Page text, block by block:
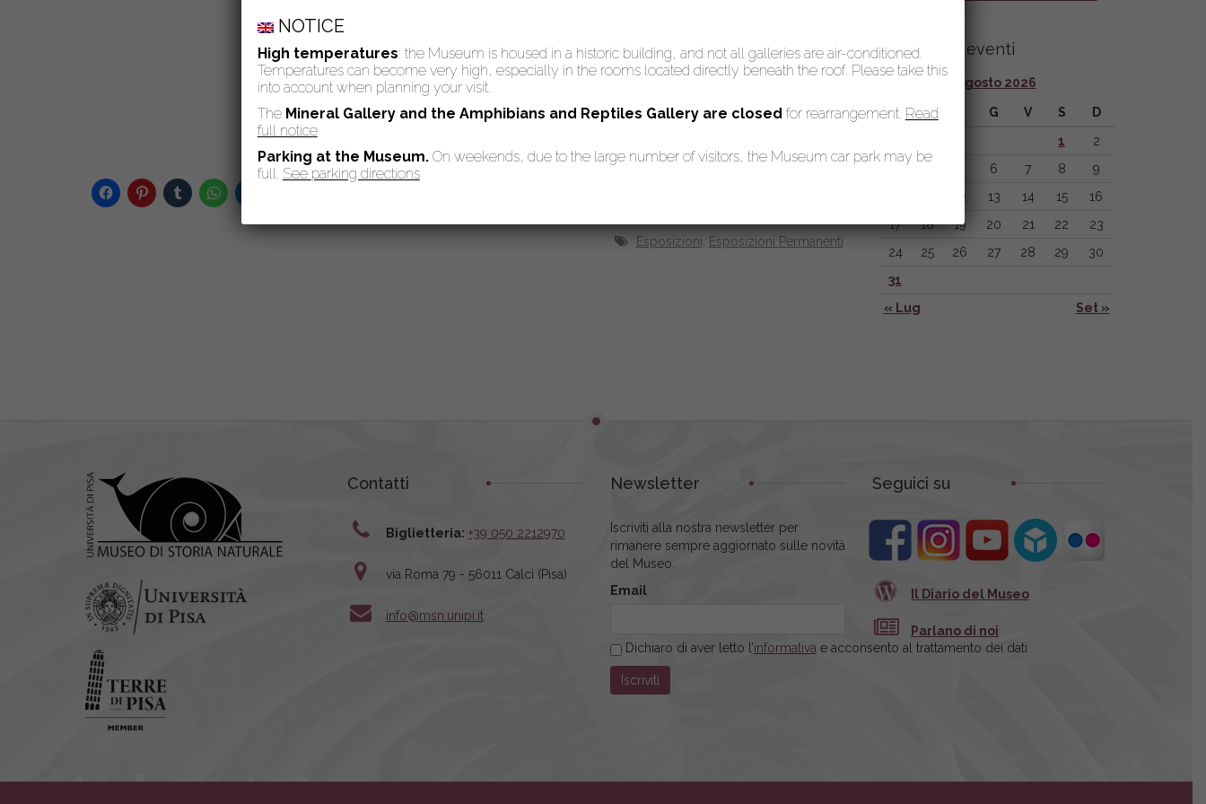
Esposizioni Esposizioni Permanenti
Calendario eventi
Agosto 2026
L M G V S D
« Lug Set »
1
2
6 7 8
9
12 13 14 15
16
17
18 19 20 21 22
23
24
25 26 27 28 29
30
31
Contatti
Biglietteria: +39 050 2212970
via Roma 79 - 56011 Calci (Pisa)
info@msn.unipi.it
Newsletter
Iscriviti alla nostra newsletter per
rimanere sempre aggiornato sulle novità
del Museo.
Email
Dichiaro di aver letto l’informativa e acconsento al trattamento dei dati
Seguici su
Il Diario del Museo
Parlano di noi
NOTICE
High temperatures: the Museum is housed in a historic building, and not all galleries are air-conditioned.
Temperatures can become very high, especially in the rooms located directly beneath the roof. Please take this
into account when planning your visit.
The Mineral Gallery and the Amphibians and Reptiles Gallery are closed for rearrangement. Read
full notice
Parking at the Museum.On weekends, due to the large number of visitors, the Museum car park may be
full. See parking directions